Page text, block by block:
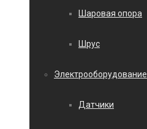
Шаровая опора
Шрус
Электрооборудование
Датчики